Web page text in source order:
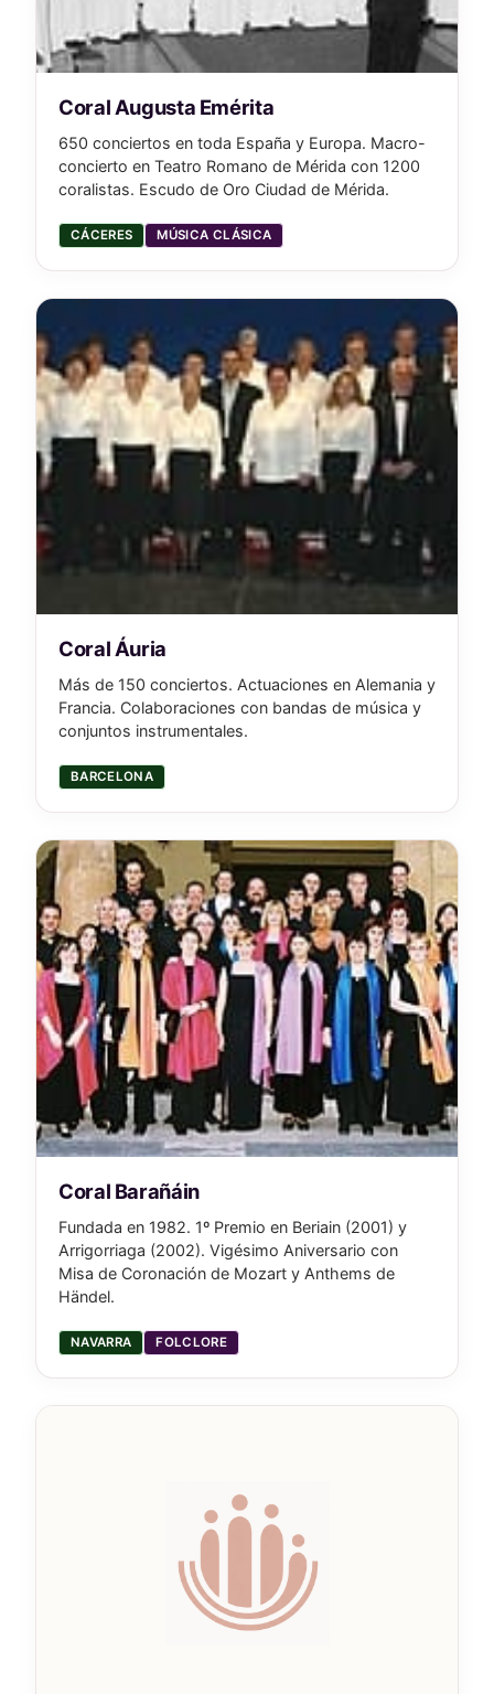
Coral Augusta Emérita
650 conciertos en toda España y Europa. Macro-
concierto en Teatro Romano de Mérida con 1200
coralistas. Escudo de Oro Ciudad de Mérida.
CÁCERES MÚSICA CLÁSICA
Coral Áuria
Más de 150 conciertos. Actuaciones en Alemania y
Francia. Colaboraciones con bandas de música y
conjuntos instrumentales.
BARCELONA
Coral Barañáin
Fundada en 1982. 1º Premio en Beriain (2001) y
Arrigorriaga (2002). Vigésimo Aniversario con
Misa de Coronación de Mozart y Anthems de
Händel.
NAVARRA FOLCLORE